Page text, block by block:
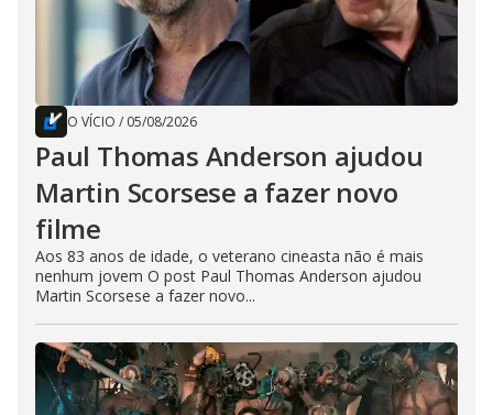
O VÍCIO / 05/08/2026
Paul Thomas Anderson ajudou
Martin Scorsese a fazer novo
filme
Aos 83 anos de idade, o veterano cineasta não é mais
nenhum jovem O post Paul Thomas Anderson ajudou
Martin Scorsese a fazer novo...